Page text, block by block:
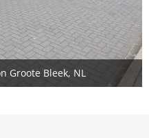
Groote Bleek, NL